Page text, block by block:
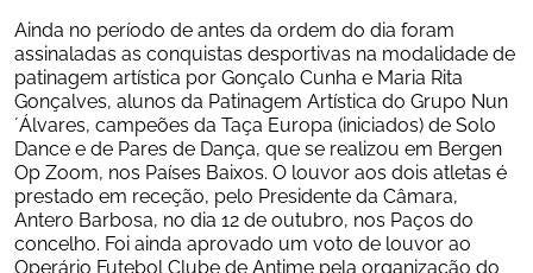
Ainda no período de antes da ordem do dia foram
assinaladas as conquistas desportivas na modalidade de
patinagem artística por Gonçalo Cunha e Maria Rita
Gonçalves, alunos da Patinagem Artística do Grupo Nun
´Álvares, campeões da Taça Europa (iniciados) de Solo
Dance e de Pares de Dança, que se realizou em Bergen
Op Zoom, nos Países Baixos. O louvor aos dois atletas é
prestado em receção, pelo Presidente da Câmara,
Antero Barbosa, no dia 12 de outubro, nos Paços do
concelho. Foi ainda aprovado um voto de louvor ao
Operário Futebol Clube de Antime pela organização do